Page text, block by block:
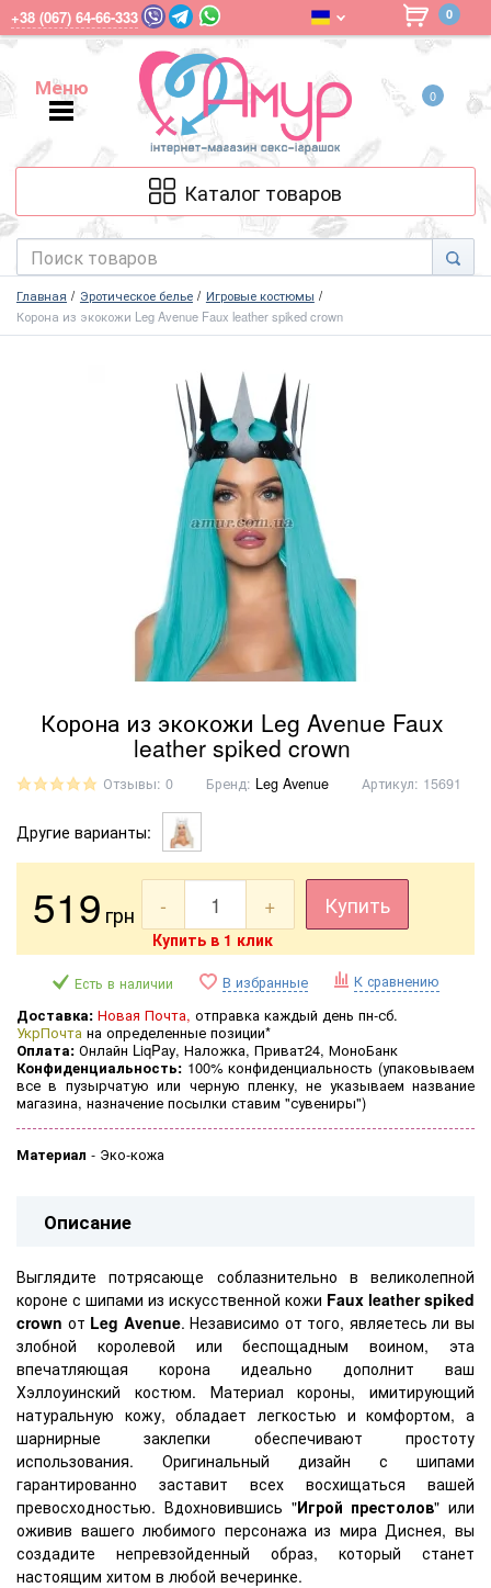
+38 (067) 64-66-333 0
Меню
Меню
0
Каталог товаров
Главная Эротическое белье
Игровые костюмы
Корона из экокожи Leg Avenue Faux leather spiked crown
Корона из экокожи Leg Avenue Faux
leather spiked crown
Отзывы: 0 Бренд: Leg Avenue Артикул: 15691
Другие варианты:
519 грн - + Купить
Купить в 1 клик
Есть в наличии В избранные К сравнению
Доставка: Новая Почта, отправка каждый день пн-сб.
УкрПочта на определенные позиции*
Оплата: Онлайн LiqPay, Наложка, Приват24, МоноБанк
Конфиденциальность: 100% конфиденциальность (упаковываем
все в пузырчатую или черную пленку, не указываем название
магазина, назначение посылки ставим "сувениры")
Материал - Эко-кожа
Описание
Выглядите потрясающе соблазнительно в великолепной
короне с шипами из искусственной кожи Faux leather spiked
crown от Leg Avenue. Независимо от того, являетесь ли вы
злобной королевой или беспощадным воином, эта
впечатляющая корона идеально дополнит ваш
Хэллоуинский костюм. Материал короны, имитирующий
натуральную кожу, обладает легкостью и комфортом, а
шарнирные заклепки обеспечивают простоту
использования. Оригинальный дизайн с шипами
гарантированно заставит всех восхищаться вашей
превосходностью. Вдохновившись "Игрой престолов" или
оживив вашего любимого персонажа из мира Диснея, вы
создадите непревзойденный образ, который станет
настоящим хитом в любой вечеринке.